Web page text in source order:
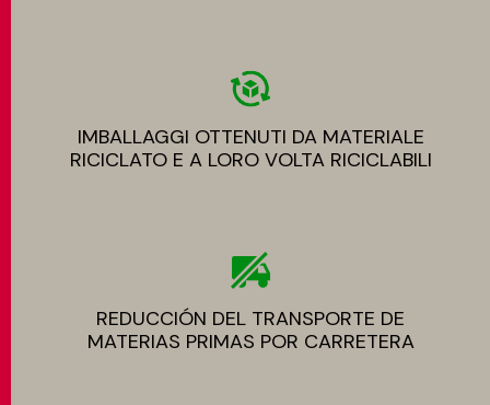
IMBALLAGGI OTTENUTI DA MATERIALE
RICICLATO E A LORO VOLTA RICICLABILI
REDUCCIÓN DEL TRANSPORTE DE
MATERIAS PRIMAS POR CARRETERA